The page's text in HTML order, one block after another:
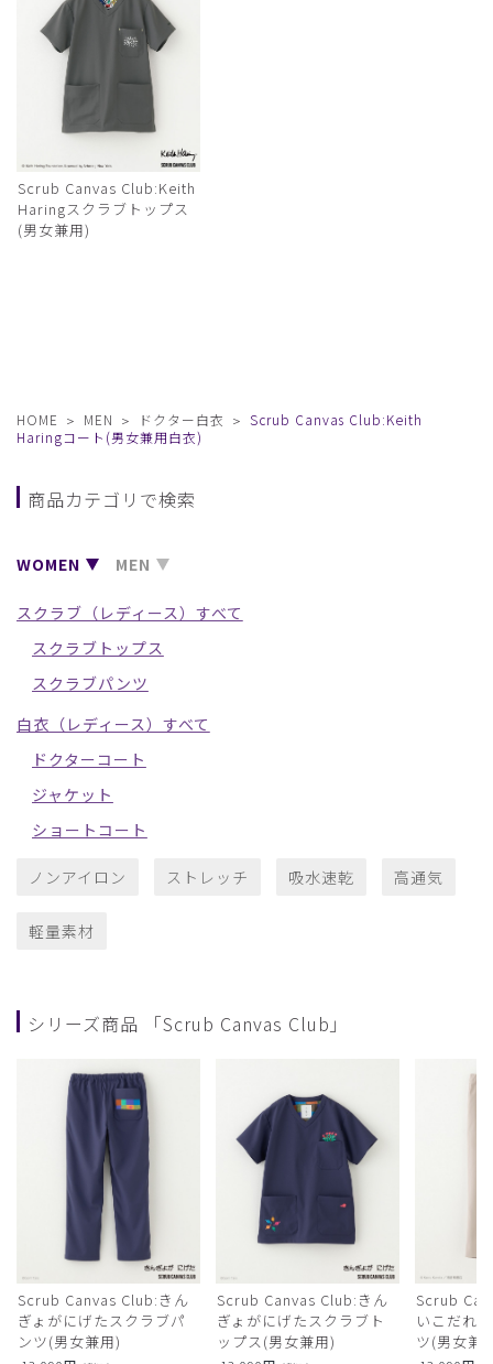
Scrub Canvas Club:Keith
Haringスクラブトップス
(男女兼用)
HOME MEN ドクター白衣
Scrub Canvas Club:Keith
Haringコート(男女兼用白衣)
商品カテゴリで検索
WOMEN MEN
スクラブ（レディース）すべて
スクラブトップス
スクラブパンツ
白衣（レディース）すべて
ドクターコート
ジャケット
ショートコート
ノンアイロン ストレッチ 吸水速乾 高通気
軽量素材
シリーズ商品 「Scrub Canvas Club」
Scrub Canvas Club:きん
ぎょがにげたスクラブパ
ンツ(男女兼用)
Scrub Canvas Club:きん
ぎょがにげたスクラブト
ップス(男女兼用)
Scrub
いこだれ
ツ(男女兼